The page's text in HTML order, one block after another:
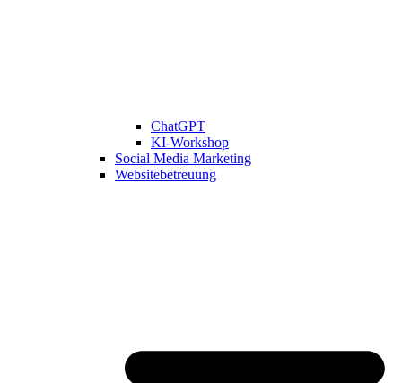
ChatGPT
KI-Workshop
Social Media Marketing
Websitebetreuung